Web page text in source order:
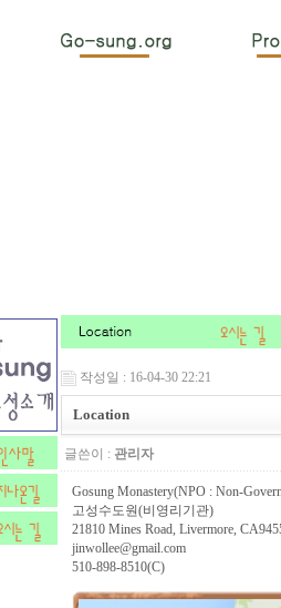
작성일 : 16-04-30 22:21
Location
글쓴이 : 관리자
Gosung Monastery(NPO : Non-
고성수도원(비영리기관)
21810 Mines Road, Livermore,
jinwollee@gmail.com
510-898-8510(C)